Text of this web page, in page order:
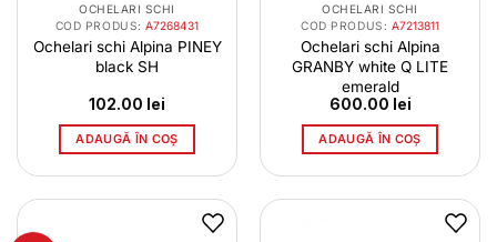
OCHELARI SCHI
COD PRODUS:A7268431
Ochelari schi Alpina PINEY
black SH
102.00 lei
ADAUGĂ ÎN COȘ
OCHELARI SCHI
COD PRODUS: A7213811
Ochelari schi Alpina
GRANBY white Q LITE
emerald
600.00 lei
ADAUGĂ ÎN COȘ